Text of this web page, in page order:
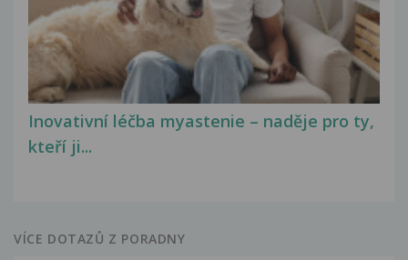
Inovativní léčba myastenie – naděje pro ty,
kteří ji...
VÍCE DOTAZŮ Z PORADNY